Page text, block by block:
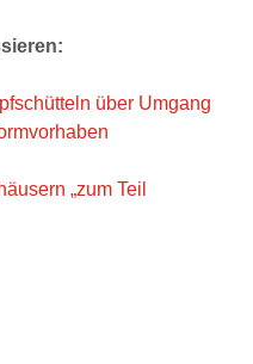
über Umgang
„zum Teil